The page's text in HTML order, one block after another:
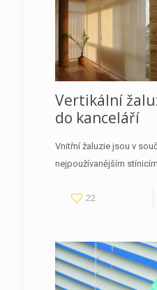
Vertikální
do kanceláří
Vnitřní žaluzie jsou v
nejpoužívanějším
22